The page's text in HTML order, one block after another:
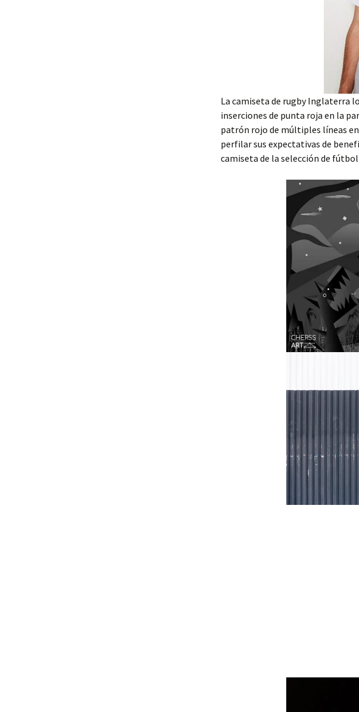
La camiseta de rugby Inglaterra
inserciones de punta roja en la
patrón rojo de múltiples líneas
perfilar sus expectativas de
camiseta de la selección de